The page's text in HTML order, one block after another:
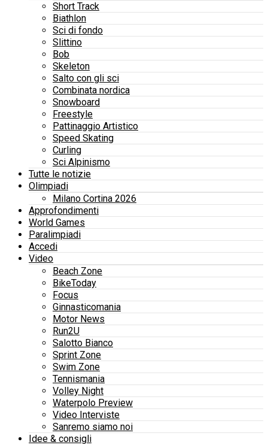
Short Track
Biathlon
Sci di fondo
Slittino
Bob
Skeleton
Salto con gli sci
Combinata nordica
Snowboard
Freestyle
Pattinaggio Artistico
Speed Skating
Curling
Sci Alpinismo
Tutte le notizie
Olimpiadi
Milano Cortina 2026
Approfondimenti
World Games
Paralimpiadi
Accedi
Video
Beach Zone
BikeToday
Focus
Ginnasticomania
Motor News
Run2U
Salotto Bianco
Sprint Zone
Swim Zone
Tennismania
Volley Night
Waterpolo Preview
Video Interviste
Sanremo siamo noi
Idee & consigli